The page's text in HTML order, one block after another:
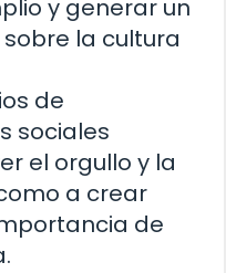
y generar un
la cultura
de
sociales
el orgullo y la
a crear
de